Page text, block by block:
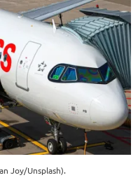
Joy/Unsplash).